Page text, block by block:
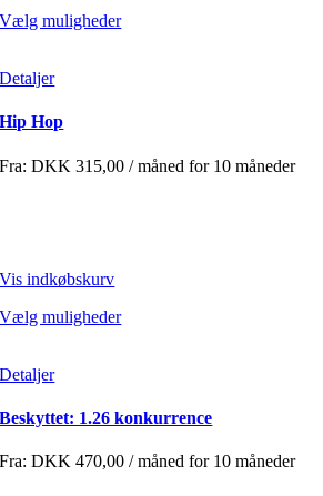
Vælg muligheder
Detaljer
Hip Hop
Fra:DKK 315,00 / måned for 10 måneder
Vis indkøbskurv
Vælg muligheder
Detaljer
Beskyttet: 1.26 konkurrence
Fra:DKK 470,00 / måned for 10 måneder